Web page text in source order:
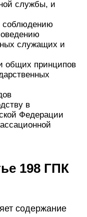
службы, и
соблюдению
служащих и
общих принципов
в
Федерации
198 ГПК
содержание